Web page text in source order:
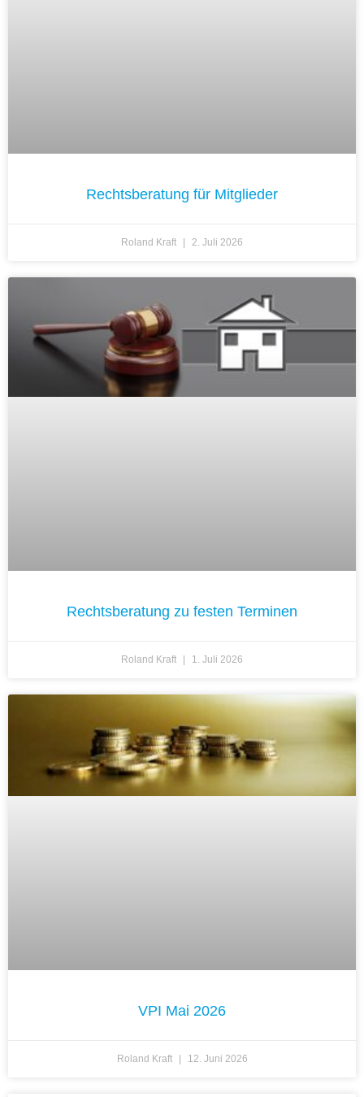
Rechtsberatung für Mitglieder
Roland Kraft 2. Juli 2026
Rechtsberatung zu festen Terminen
Roland Kraft 1. Juli 2026
VPI Mai 2026
Roland Kraft 12. Juni 2026